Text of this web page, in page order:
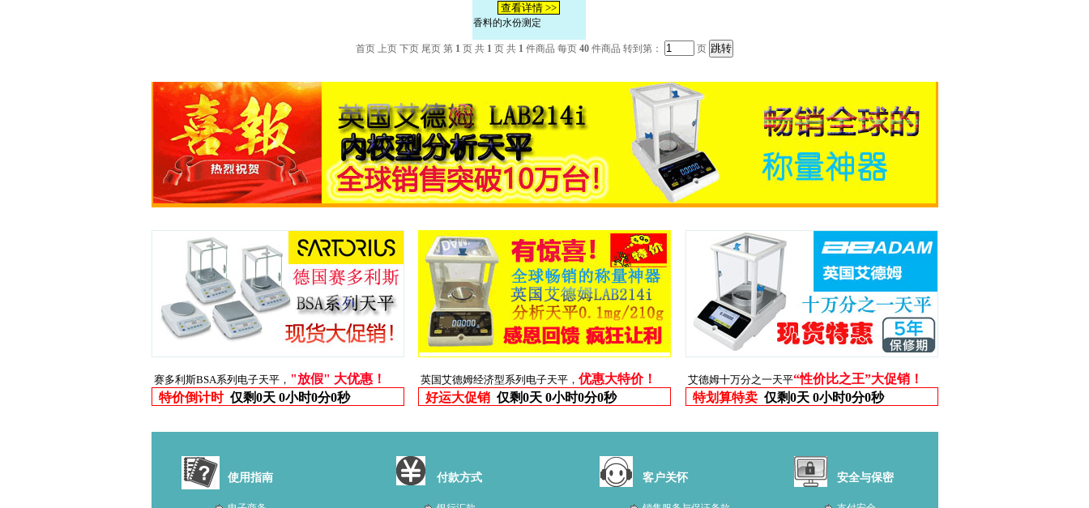
查看详情 >>
香料的水份测定
首页 上页 下页 尾页 第 1 页 共 1 页 共 1 件商品 每页 40 件商品 转到第： 页
赛多利斯BSA系列电子天平， "放假" 大优惠！
特价倒计时 仅剩0天 0小时0分0秒
英国艾德姆经济型系列电子天平， 优惠大特价！
好运大促销 仅剩0天 0小时0分0秒
艾德姆十万分之一天平“性价比之王”大促销！
特划算特卖 仅剩0天 0小时0分0秒
使用指南 付款方式 客户关怀 安全与保密